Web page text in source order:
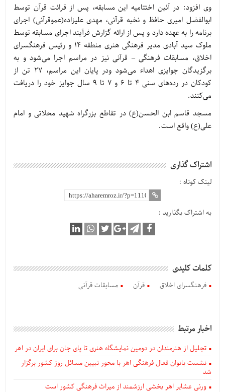
وی افزود: در آئین اختتامیه این مسابقه، پس از قرائت قرآن توسط
ابوالفضل امیری حافظ و نخبه قرآنی، مهدی علیزاده(عموقرآنی) اجرای
برنامه را به عهده دارد و پس از ارائه گزارش فرآیند اجرای مسابقه توسط
ملوک سید آبادی مدیر فرهنگی هنری منطقه ۱۴ و رئیس فرهنگسرای
اخلاق، مسابقات فرهنگی – قرآنی نیز در مراسم اجرا می‌شود و به
برگزیدگان جوایزی اهداء می‌شود ودر پایان این مراسم، ۲۷ تن از
کودکان در رده‌های سنی ۴ تا ۶ و ۷ تا ۹ سال جوایز خود را دریافت
می‌کنند.
مسجد قاسم ابن الحسن(ع) در تقاطع بزرگراه شهید محلاتی و امام
علی(ع) واقع است.
اشتراک گذاری
لینک کوتاه :
به اشتراک بگذارید :
کلمات کلیدی
فرهنگسرای اخلاق قرآن مسابقات قرآنی
اخبار مرتبط
تجلیل از هنرمندان در دومین نمایشگاه هنری تا پای جان برای ایران در اهر
نشست بانوان فعال فرهنگی اهر با محور تبیین مسائل روز کشور برگزار
شد
ورنی عشایر اهر بخشی ارزشمند از میراث فرهنگی کشور است